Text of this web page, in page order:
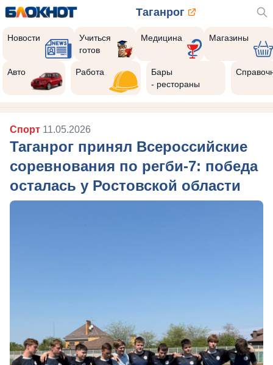
Таганрог
Новости
Учиться
готов
Медицина Магазины
Авто Работа
Бары
- рестораны
Спорт 11.05.2026
Таганрог принял Всероссийские
соревнования по регби-7: победа
осталась у Ростовской области